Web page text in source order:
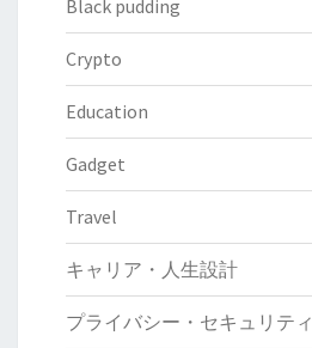
Black pudding
Crypto
Education
Gadget
Travel
キャリア・人生設計
プライバシー・セキュリティ